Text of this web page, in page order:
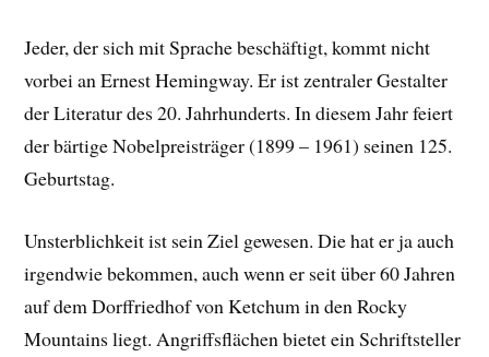
Jeder, der sich mit Sprache beschäftigt, kommt nicht
vorbei an Ernest Hemingway. Er ist zentraler Gestalter
der Literatur des 20. Jahrhunderts. In diesem Jahr feiert
der bärtige Nobelpreisträger (1899 – 1961) seinen 125.
Geburtstag.
Unsterblichkeit ist sein Ziel gewesen. Die hat er ja auch
irgendwie bekommen, auch wenn er seit über 60 Jahren
auf dem Dorffriedhof von Ketchum in den Rocky
Mountains liegt. Angriffsflächen bietet ein Schriftsteller